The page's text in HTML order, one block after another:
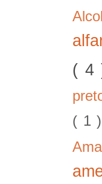
( 4
( 1 )